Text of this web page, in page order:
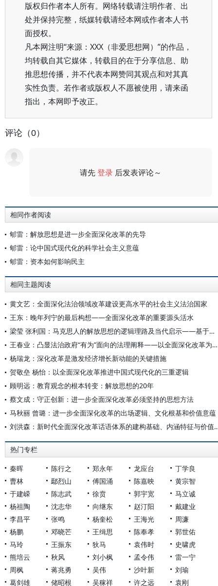
版权归作者本人所有。网络转载请注明作者、出
处并保持完整，纸媒转载请经本网或作者本人书
面授权。
凡本网注明“来源：XXX（非爱思想网）”的作品，
均转载自其它媒体，转载目的在于分享信息、助
推思想传播，并不代表本网赞同其观点和对其真
实性负责。若作者或版权人不愿被使用，请来函
指出，本网即予改正。
评论（0）
请先登录 后发表评论～
相同作者阅读
郇雷：解放思想是进一步全面深化改革的先导
郇雷：论中国式现代化的科学社会主义意蕴
郇雷：资本如何影响民主
相同主题阅读
黄文艺：全面深化法治领域改革建设更高水平的社会主义法治国家
王东：晚年列宁的最后构想——全面深化改革的重要源头活水
梁莹 张利国：马克思人的解放思想的逻辑理路及当代启示——基于《〈黑格尔法哲学批判〉导言》的探究
王春业：凸显法治政府“有为”面向的法理阐释——以全面深化改革为背景
杨瑞龙：深化改革是激发经济增长新动能的关键措施
贺敬垒 杨怡：以全面深化改革推进中国式现代化的三重逻辑
顾明远：教育观念的根本转变：解放思想的20年
蔡文成：守正创新：进一步全面深化改革必须坚持的思想方法
马秋丽 曾璐：进一步全面深化改革的出场逻辑、文化根基和价值意蕴
刘洪森：新时代全面深化改革
热门专栏
秦晖 陈行之 郑永年 龙应台
丁学良
曹林
鄢烈山 傅国涌 陈嘉映
黄宗智
于建嵘
陈志武 徐贲 郭宇宽
马立诚
杨祖陶
沈志华 向继东 赵汀阳
戴建业
李昌平
张鸣 杨奎松 王海光
周濂
杨鹏
邓晓芒 王缉思 陈奉孝
郭世佑
马玲
王振东 狄马 袁伟时
史啸虎
熊培云
秋风 刘小枫 孟令伟
雷一宁
周枫
蒋兆勇 吴伟 沙叶新
刘瑜
葛剑雄
储昭根 吴稼祥 许之远 袁刚